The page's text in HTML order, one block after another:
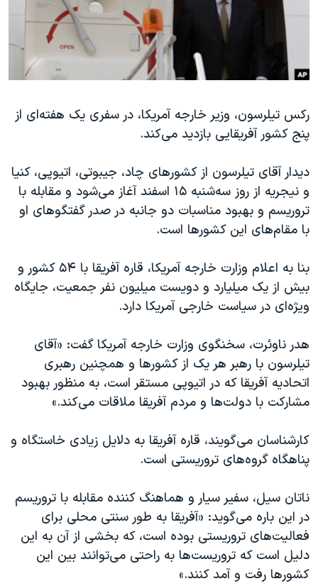
فرهنگ و زندگی
حقوق شهروندی
اقتصادی
اسرائیل در جنگ
گالری عکس
آرشیو پخش زنده
مستندها
انتخابات ریاست جمهوری آمریکا ۲۰۲۴
حمله جمهوری اسلامی به اسرائیل
ورزش زنان در ایران
اعتراضات زن، زندگی، آزادی
مجموعه مستندهای دادخواهی
تریبونال مردمی آبان ۹۸
دادگاه حمید نوری
قانون شفافیت دارائی کادر رهبری ایران
اعتراضات مردمی آبان ۹۸
نرگس محمدی برنده جایزه نوبل صلح
همایش محافظه‌کاران آمریکا «سی‌پک»
صفحه‌های ویژه
دنبال کنید
زبانهای مختلف
رکس تیلرسون، وزیر خارجه آمریکا، در سفری یک هفته‌ای از
پنج کشور آفریقایی بازدید می‌‌کند.
دیدار آقای تیلرسون از کشورهای چاد، جیبوتی، اتیوپی، کنیا
و نیجریه از روز سه‌شنبه ۱۵ اسفند آغاز می‌شود و مقابله با
تروریسم و بهبود مناسبات دو جانبه در صدر گفتگوهای او
با مقام‌های این کشورها است.
بنا به اعلام وزارت خارجه آمریکا، قاره آفریقا با ۵۴ کشور و
بیش از یک میلیارد و دویست میلیون نفر جمعیت، جایگاه
ویژه‌ای در سیاست خارجی آمریکا دارد.
هدر ناوئرت، سخنگوی وزارت خارجه آمریکا گفت: «آقای
تیلرسون با رهبر هر یک از کشورها و همچنین رهبری
اتحادیه آفریقا که در اتیوپی مستقر است، به منظور بهبود
مشارکت با دولت‌ها و مردم آفریقا ملاقات می‌کند.»
کارشناسان می‌گویند، قاره آفریقا به دلایل زیادی خاستگاه و
پناهگاه گروه‌های تروریستی است.
ناتان سیل، سفیر سیار و هماهنگ کننده مقابله با تروریسم
در این باره می‌گوید: «آفریقا به طور سنتی محلی برای
فعالیت‌های تروریستی بوده است، که بخشی از آن به این
دلیل است که تروریست‌ها به راحتی می‌توانند بین این
کشورها رفت و آمد کنند.»